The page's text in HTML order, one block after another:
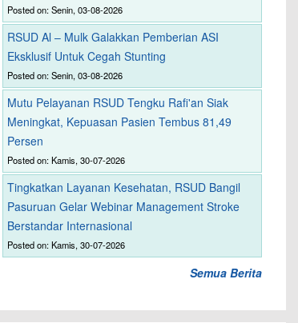
Posted on: Senin, 03-08-2026
RSUD Al – Mulk Galakkan Pemberian ASI
Eksklusif Untuk Cegah Stunting
Posted on: Senin, 03-08-2026
Mutu Pelayanan RSUD Tengku Rafi'an Siak
Meningkat, Kepuasan Pasien Tembus 81,49
Persen
Posted on: Kamis, 30-07-2026
Tingkatkan Layanan Kesehatan, RSUD Bangil
Pasuruan Gelar Webinar Management Stroke
Berstandar Internasional
Posted on: Kamis, 30-07-2026
Semua Berita